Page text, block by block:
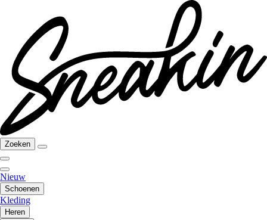
Zoeken
Nieuw
Schoenen
Kleding
Heren